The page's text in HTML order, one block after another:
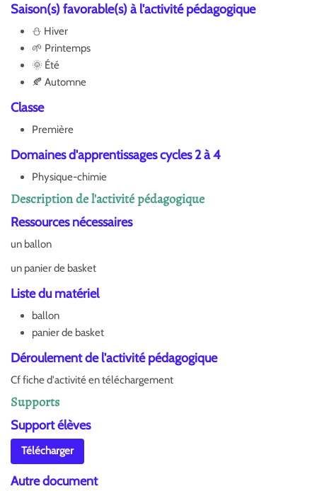
Saison(s) favorable(s) à l'activité pédagogique
⛄ Hiver
🌱 Printemps
🌞 Été
🍂 Automne
Classe
Première
Domaines d'apprentissages cycles 2 à 4
Physique-chimie
Description de l'activité pédagogique
Ressources nécessaires
un ballon
un panier de basket
Liste du matériel
ballon
panier de basket
Déroulement de l'activité pédagogique
Cf fiche d'activité en téléchargement
Supports
Support élèves
Télécharger
Autre document